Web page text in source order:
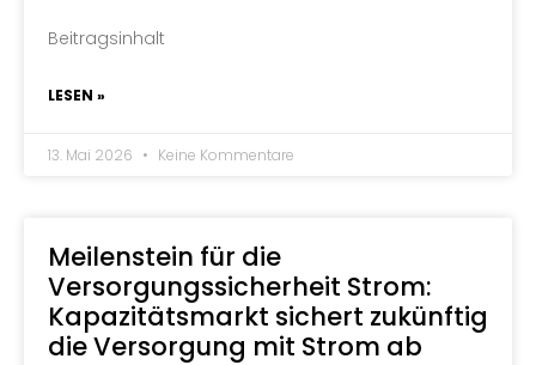
Beitragsinhalt
LESEN »
13. Mai 2026 Keine Kommentare
Meilenstein für die
Versorgungssicherheit Strom:
Kapazitätsmarkt sichert zukünftig
die Versorgung mit Strom ab